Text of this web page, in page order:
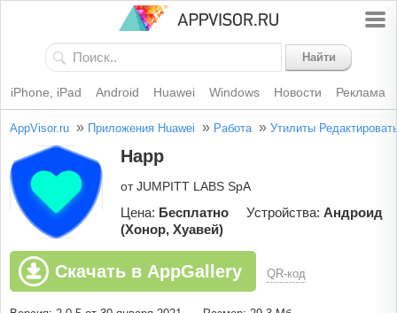
Найти
iPhone, iPad Android Huawei Windows Новости Реклама
AppVisor.ru » Приложения Huawei » Работа » Утилиты
Happ
от JUMPITT LABS SpA
Цена: Бесплатно Устройства: Андроид
(Хонор, Хуавей)
Скачать в AppGallery QR-код